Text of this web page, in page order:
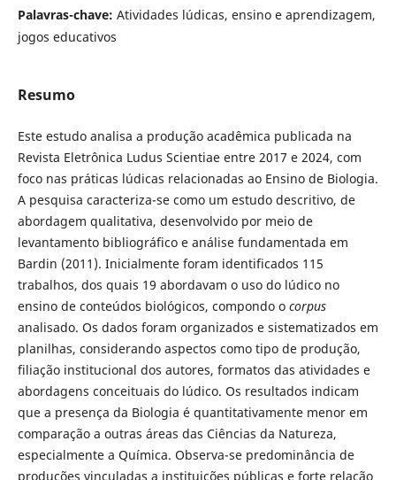
Palavras-chave: Atividades lúdicas, ensino e aprendizagem,
jogos educativos
Resumo
Este estudo analisa a produção acadêmica publicada na
Revista Eletrônica Ludus Scientiae entre 2017 e 2024, com
foco nas práticas lúdicas relacionadas ao Ensino de Biologia.
A pesquisa caracteriza-se como um estudo descritivo, de
abordagem qualitativa, desenvolvido por meio de
levantamento bibliográfico e análise fundamentada em
Bardin (2011). Inicialmente foram identificados 115
trabalhos, dos quais 19 abordavam o uso do lúdico no
ensino de conteúdos biológicos, compondo o corpus
analisado. Os dados foram organizados e sistematizados em
planilhas, considerando aspectos como tipo de produção,
filiação institucional dos autores, formatos das atividades e
abordagens conceituais do lúdico. Os resultados indicam
que a presença da Biologia é quantitativamente menor em
comparação a outras áreas das Ciências da Natureza,
especialmente a Química. Observa-se predominância de
produções vinculadas a instituições públicas e forte relação